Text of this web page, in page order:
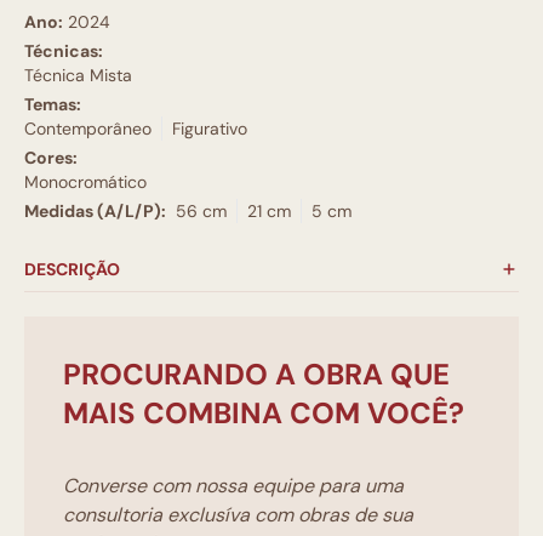
Ano: 2024
Técnicas:
Técnica Mista
Temas:
Contemporâneo
Figurativo
Cores:
Monocromático
Medidas (A/L/P): 56 cm 21 cm 5 cm
DESCRIÇÃO
PROCURANDO A OBRA QUE
MAIS COMBINA COM VOCÊ?
Converse com nossa equipe para uma
consultoria exclusíva com obras de sua